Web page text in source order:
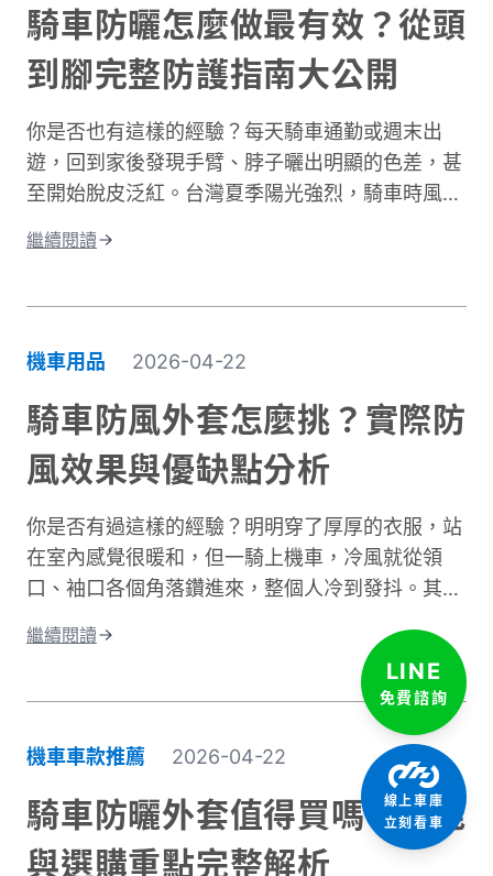
或休閒褲有著根本性的差異。在台灣這個機車密度
極高的環境中，道路狀況複雜、天氣多變。突然下
雨導致路面濕滑、緊急煞車、車流密集，都讓騎士
型，更是守護生命的投資。本文將深入解析機車防
摔褲的防護原理、材質差異、CE認證標準，以及
如何根據通勤或長途需求進行防摔褲選購。讓你找
到兼顧安全、舒適與預算的理想選擇。
騎車防曬怎麼做最有效？從頭
到腳完整防護指南大公開
你是否也有這樣的經驗？每天騎車通勤或週末出
遊，回到家後發現手臂、脖子曬出明顯的色差，甚
至開始脫皮泛紅。台灣夏季陽光強烈，騎車時風吹
少。許多人以為騎車防曬只是愛美的選擇，其實這
下來容易造成曬傷、曬黑，甚至加速肌膚老化。別
擔心，做好紫外線防護並不複雜！本文將帶你了解
台灣氣候下的曝曬風險，並分享從頭部到腳部的完
整防曬裝備選擇。只要掌握正確方法，你也能在享
受騎車樂趣的同時，有效保護肌膚，遠離曬傷困
繼續閱讀
機車用品 2026-04-22
騎車防風外套怎麼挑？實際防
風效果與優缺點分析
你是否有過這樣的經驗？明明穿了厚厚的衣服，站
在室內感覺很暖和，但一騎上機車，冷風就從領
口、袖口各個角落鑽進來，整個人冷到發抖。其實
護。台灣氣候的冬季雖然氣溫很少跌破0度，但
「台式濕冷」在體感上卻比高緯度國家的乾冷更難
受。主要原因是風寒效應與高濕度熱傳導的雙重夾
擊。當你在冬季騎車時，迎面而來的強風會快速破
壞人體周圍的隔熱空氣層。即使環境溫度有
10°C，在時速 50 公里的風壓下，體感溫度約降至
5 至 6°C 左右，溫降幅度接近一半。 更糟的是，
台灣冬季平均相對濕度經常高於75%。潮濕空氣傳
繼續閱讀
機車車款推薦 2026-04-22
騎車防曬外套值得買嗎？功能
與選購重點完整解析
LINE
免費諮詢
線上車庫
立刻看車